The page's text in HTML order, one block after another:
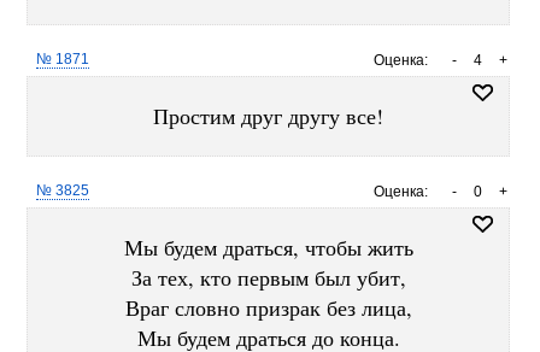
Оценка: +
4
-
№ 1871
Простим друг другу все!
Оценка: +
0
-
№ 3825
Мы будем драться, чтобы жить
За тех, кто первым был убит,
Враг словно призрак без лица,
Мы будем драться до конца.